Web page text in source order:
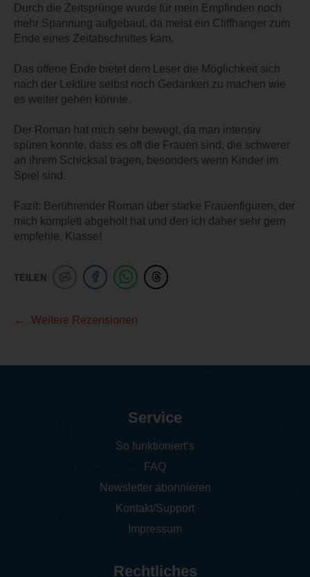
Durch die Zeitsprünge wurde für mein Empfinden noch
mehr Spannung aufgebaut, da meist ein Cliffhanger zum
Ende eines Zeitabschnittes kam.
Das offene Ende bietet dem Leser die Möglichkeit sich
nach der Lektüre selbst noch Gedanken zu machen wie
es weiter gehen könnte.
Der Roman hat mich sehr bewegt, da man intensiv
spüren konnte, dass es oft die Frauen sind, die schwerer
an ihrem Schicksal tragen, besonders wenn Kinder im
Spiel sind.
Fazit: Berührender Roman über starke Frauenfiguren, der
mich komplett abgeholt hat und den ich daher sehr gern
empfehle. Klasse!
TEILEN
Weitere Rezensionen
Service
So funktioniert‘s
FAQ
Newsletter abonnieren
Kontakt/Support
Impressum
Rechtliches